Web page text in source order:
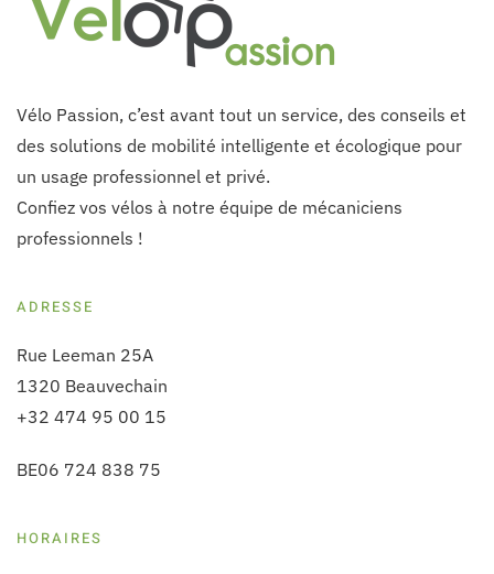
Vélo Passion, c’est avant tout un service, des conseils et
des solutions de mobilité intelligente et écologique pour
un usage professionnel et privé.
Confiez vos vélos à notre équipe de mécaniciens
professionnels !
ADRESSE
Rue Leeman 25A
1320 Beauvechain
+32 474 95 00 15
BE06 724 838 75
HORAIRES